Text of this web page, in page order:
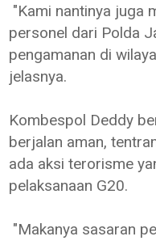
"Kami nantinya juga
personel dari Polda
pengamanan di
jelasnya.
Kombespol Deddy
berjalan aman,
ada aksi terorisme
pelaksanaan G20.
"Makanya sasaran